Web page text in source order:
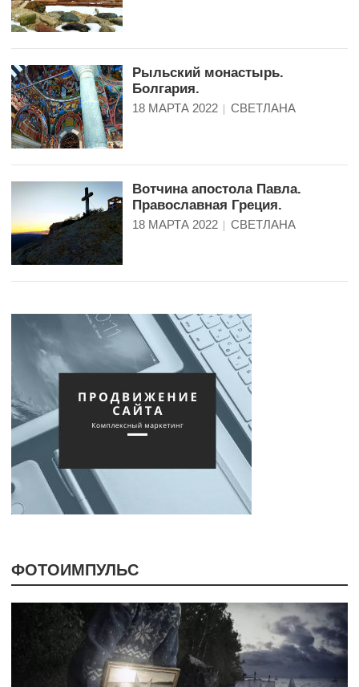
Рыльский монастырь.
Болгария.
18 МАРТА 2022 СВЕТЛАНА
Вотчина апостола Павла.
Православная Греция.
18 МАРТА 2022 СВЕТЛАНА
ФОТОИМПУЛЬС